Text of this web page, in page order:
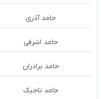
حامد آذری
حامد اشرفی
حامد برادران
حامد تاجیک